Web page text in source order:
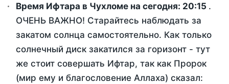
Время Ифтара в Чухломе на сегодня: 20:15 .
ОЧЕНЬ ВАЖНО! Старайтесь наблюдать за
закатом солнца самостоятельно. Как только
солнечный диск закатился за горизонт - тут
же стоит совершать Ифтар, так как Пророк
(мир ему и благословение Аллаха) сказал: